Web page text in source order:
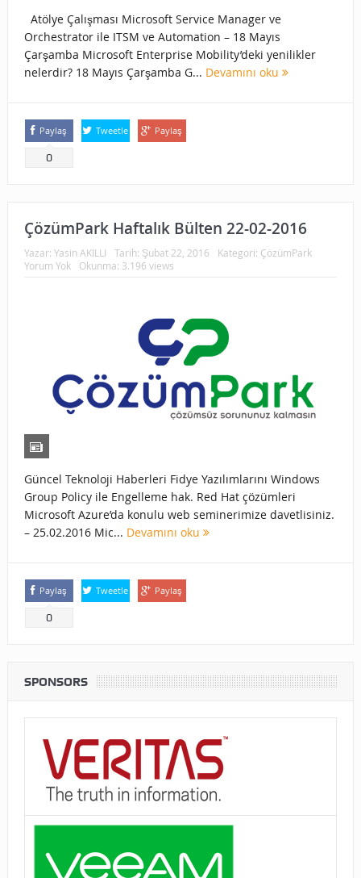
Atölye Çalışması Microsoft Service Manager ve
Orchestrator ile ITSM ve Automation – 18 Mayıs
Çarşamba Microsoft Enterprise Mobility’deki yenilikler
nelerdir? 18 Mayıs Çarşamba G... Devamını oku
Paylaş
0
Tweetle Paylaş
ÇözümPark Haftalık Bülten 22-02-2016
Yazar: Yasin AKILLI Tarih: Şubat 22, 2016 Kategori: ÇözümPark
Yorum Yok
Okunma: 3.196 views
Güncel Teknoloji Haberleri Fidye Yazılımlarını Windows
Group Policy ile Engelleme hak. Red Hat çözümleri
Microsoft Azure’da konulu web seminerimize davetlisiniz.
– 25.02.2016 Mic... Devamını oku
Paylaş
0
Tweetle Paylaş
SPONSORS